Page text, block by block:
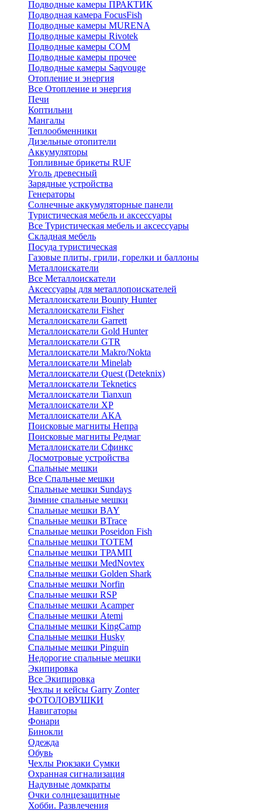
Подводные камеры ПРАКТИК
Подводная камера FocusFish
Подводные камеры MURENA
Подводные камеры Rivotek
Подводные камеры СОМ
Подводные камеры прочее
Подводные камеры Saqvouge
Отопление и энергия
Все Отопление и энергия
Печи
Коптильни
Мангалы
Теплообменники
Дизельные отопители
Аккумуляторы
Топливные брикеты RUF
Уголь древесный
Зарядные устройства
Генераторы
Солнечные аккумуляторные панели
Туристическая мебель и аксессуары
Все Туристическая мебель и аксессуары
Складная мебель
Посуда туристическая
Газовые плиты, грили, горелки и баллоны
Металлоискатели
Все Металлоискатели
Аксессуары для металлопоискателей
Металлоискатели Bounty Hunter
Металлоискатели Fisher
Металлоискатели Garrett
Металлоискатели Gold Hunter
Металлоискатели GTR
Металлоискатели Makro/Nokta
Металлоискатели Minelab
Металлоискатели Quest (Deteknix)
Металлоискатели Teknetics
Металлоискатели Tianxun
Металлоискатели XP
Металлоискатели АКА
Поисковые магниты Непра
Поисковые магниты Редмаг
Металлоискатели Сфинкс
Досмотровые устройства
Спальные мешки
Все Спальные мешки
Спальные мешки Sundays
Зимние спальные мешки
Спальные мешки BAY
Спальные мешки BTrace
Спальные мешки Poseidon Fish
Спальные мешки ТОТЕМ
Спальные мешки ТРАМП
Cпальные мешки MedNovtex
Спальные мешки Golden Shark
Спальные мешки Norfin
Спальные мешки RSP
Спальные мешки Acamper
Спальные мешки Atemi
Спальные мешки KingCamp
Спальные мешки Husky
Спальные мешки Pinguin
Недорогие спальные мешки
Экипировка
Все Экипировка
Чехлы и кейсы Garry Zonter
ФОТОЛОВУШКИ
Навигаторы
Фонари
Бинокли
Одежда
Обувь
Чехлы Рюкзаки Сумки
Охранная сигнализация
Надувные домкраты
Очки солнцезащитные
Хобби. Развлечения